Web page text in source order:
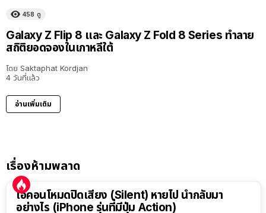
458 ดู
Galaxy Z Flip 8 และ Galaxy Z Fold 8 Series ทำลาย
สถิติยอดจองในเกาหลีใต้
โดย Saktaphat Kordjan
4 วันที่แล้ว
อ่านเพิ่มเติม
เรื่องห้ามพลาด
ไอคอนโหมดปิดเสียง (Silent) หายไป นำกลับมา
อย่างไร (iPhone รุ่นที่มีปุ่ม Action)